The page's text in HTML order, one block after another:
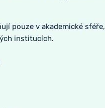
pouze v akademické
institucích.